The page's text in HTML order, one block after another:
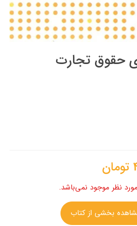
حقوق تجارت
تومان
نظر موجود نمی‌باشد.
بخشی از کتاب